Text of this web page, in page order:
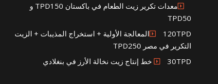
معدات تكرير زيت الطعام في باكستان TPD150 و
TPD50
120TPDالمعالجة الأولية + استخراج المذيبات + الزيت
التكرير في مصر TPD250
30TPD خط إنتاج زيت نخالة الأرز في بنغلادي